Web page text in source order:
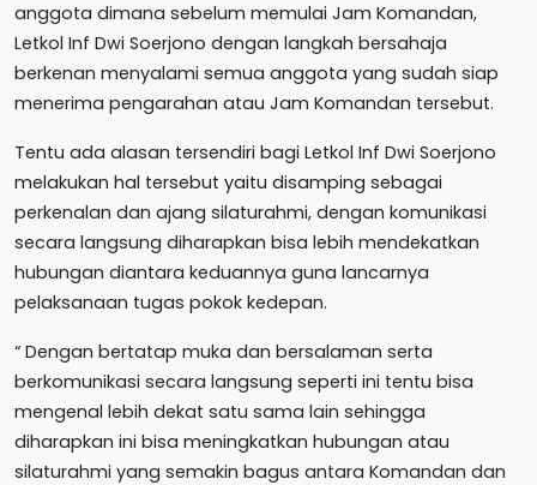
anggota dimana sebelum memulai Jam Komandan,
Letkol Inf Dwi Soerjono dengan langkah bersahaja
berkenan menyalami semua anggota yang sudah siap
menerima pengarahan atau Jam Komandan tersebut.
Tentu ada alasan tersendiri bagi Letkol Inf Dwi Soerjono
melakukan hal tersebut yaitu disamping sebagai
perkenalan dan ajang silaturahmi, dengan komunikasi
secara langsung diharapkan bisa lebih mendekatkan
hubungan diantara keduannya guna lancarnya
pelaksanaan tugas pokok kedepan.
“ Dengan bertatap muka dan bersalaman serta
berkomunikasi secara langsung seperti ini tentu bisa
mengenal lebih dekat satu sama lain sehingga
diharapkan ini bisa meningkatkan hubungan atau
silaturahmi yang semakin bagus antara Komandan dan